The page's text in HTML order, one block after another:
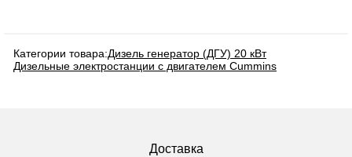
Категории товара:Дизель генератор (ДГУ) 20 кВт
Дизельные электростанции с двигателем Cummins
Доставка